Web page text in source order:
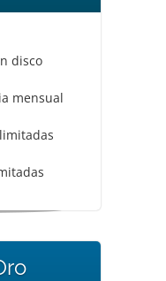
disco
mensual